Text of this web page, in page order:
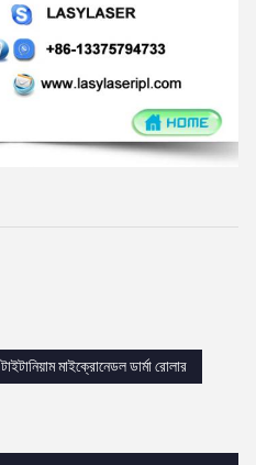
টাইটানিয়াম মাইক্রোনেডল ডার্মা রোলার